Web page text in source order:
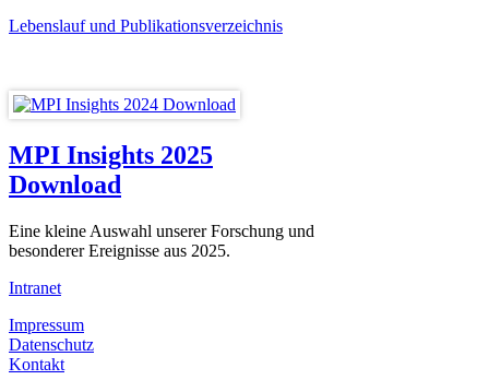
Lebenslauf und Publikationsverzeichnis
MPI Insights 2025
Download
Eine kleine Auswahl unserer Forschung und
besonderer Ereignisse aus 2025.
Intranet
Impressum
Datenschutz
Kontakt